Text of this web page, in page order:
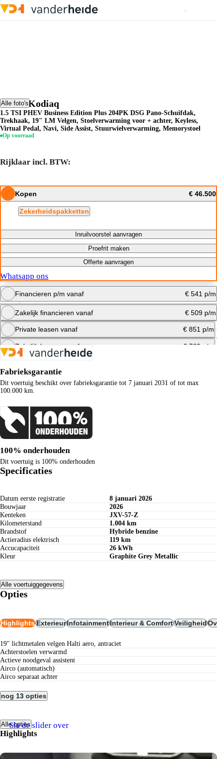
Alle foto's
Skoda Kodiaq
1.5 TSI PHEV Business Edition Plus 204PK DSG Pano-Schuifdak,
Trekhaak, 19" LM Velgen, Stoelverwarming voor + achter, Keyless,
Virtual Pedal, Navi, Side Assist, Stuurwielverwarming, Memorystoel
Op voorraad
Rijklaar incl. BTW:
Kopen € 46.500
Zekerheidspakketten
Inruilvoorstel aanvragen
Proefrit maken
Offerte aanvragen
Whatsapp ons
Financieren p/m vanaf € 541 p/m
Bereken maandbedrag
Zakelijk financieren vanaf € 509 p/m
Bereken maandbedrag
Private leasen vanaf € 851 p/m
Bereken maandbedrag
Zakelijk leasen vanaf € 769 p/m
Fabrieksgarantie
Dit voertuig beschikt over fabrieksgarantie tot 7 januari 2031 of tot max
100.000 km.
100% onderhouden
Dit voertuig is 100% onderhouden
Specificaties
Datum eerste registratie
8 januari 2026
Bouwjaar
2026
Kenteken
JXV-57-Z
Kilometerstand
1.004 km
Brandstof
Hybride benzine
Actieradius elektrisch
119 km
Accucapaciteit
26 kWh
Kleur
Graphite Grey Metallic
Alle voertuiggegevens
Opties
HighlightsExterieurInfotainmentInterieur & ComfortVeiligheid
19" lichtmetalen velgen Halti aero, antraciet
achterstoelen verwarmd
actieve noodgeval assistent
airco (automatisch)
airco separaat achter
nog 13 opties
Alle opties
Highlights
Sla de slider over